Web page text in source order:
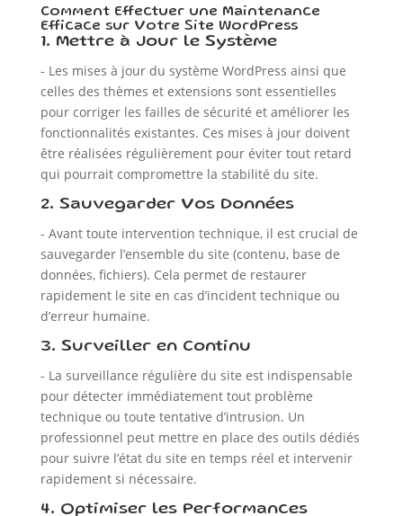
Comment Effectuer une Maintenance
Efficace sur Votre Site WordPress
1. Mettre à Jour le Système
- Les mises à jour du système WordPress ainsi que
celles des thèmes et extensions sont essentielles
pour corriger les failles de sécurité et améliorer les
fonctionnalités existantes. Ces mises à jour doivent
être réalisées régulièrement pour éviter tout retard
qui pourrait compromettre la stabilité du site.
2. Sauvegarder Vos Données
- Avant toute intervention technique, il est crucial de
sauvegarder l’ensemble du site (contenu, base de
données, fichiers). Cela permet de restaurer
rapidement le site en cas d’incident technique ou
d’erreur humaine.
3. Surveiller en Continu
- La surveillance régulière du site est indispensable
pour détecter immédiatement tout problème
technique ou toute tentative d’intrusion. Un
professionnel peut mettre en place des outils dédiés
pour suivre l’état du site en temps réel et intervenir
rapidement si nécessaire.
4. Optimiser les Performances